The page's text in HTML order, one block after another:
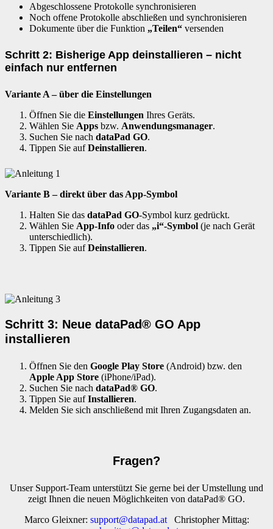
Abgeschlossene Protokolle synchronisieren
Noch offene Protokolle abschließen und synchronisieren
Dokumente über die Funktion „Teilen“ versenden
Schritt 2: Bisherige App deinstallieren – nicht
einfach nur entfernen
Variante A – über die Einstellungen
Öffnen Sie die Einstellungen Ihres Geräts.
Wählen Sie Apps bzw. Anwendungsmanager.
Suchen Sie nach dataPad GO.
Tippen Sie aufDeinstallieren.
Variante B – direkt über das App-Symbol
Halten Sie das dataPad GO-Symbol kurz gedrückt.
Wählen Sie App-Info oder das „i“-Symbol (je nach Gerät
unterschiedlich).
Tippen Sie aufDeinstallieren.
Schritt 3: Neue dataPad® GO App
installieren
Öffnen Sie den Google Play Store (Android) bzw. den
Apple App Store (iPhone/iPad).
Suchen Sie nach dataPad® GO.
Tippen Sie aufInstallieren.
Melden Sie sich anschließend mit Ihren Zugangsdaten an.
Fragen?
Unser Support-Team unterstützt Sie gerne bei der Umstellung und
zeigt Ihnen die neuen Möglichkeiten von dataPad® GO.
Marco Gleixner: support@datapad.at Christopher Mittag: